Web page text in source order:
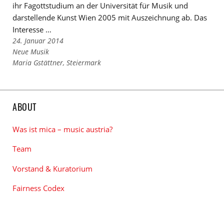
ihr Fagottstudium an der Universität für Musik und
darstellende Kunst Wien 2005 mit Auszeichnung ab. Das
Interesse …
24. Januar 2014
Links
zu
Neue Musik
Links
Maria Gstättner, Steiermark
ABOUT
Was ist mica – music austria?
Team
Vorstand & Kuratorium
Fairness Codex